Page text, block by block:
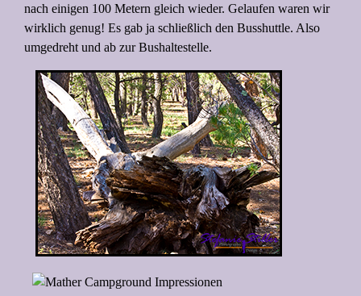
nach einigen 100 Metern gleich wieder. Gelaufen waren wir
wirklich genug! Es gab ja schließlich den Busshuttle. Also
umgedreht und ab zur Bushaltestelle.